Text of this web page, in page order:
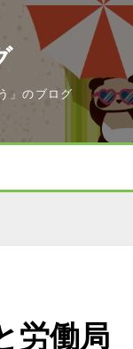
」のブログ
労働局